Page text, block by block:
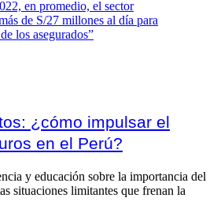
¿cómo impulsar el
en el Perú?
y educación sobre la importancia del
situaciones limitantes que frenan la